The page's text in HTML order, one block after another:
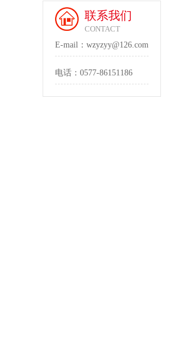
联系我们
CONTACT
E-mail：wzyzyy@126.com
电话： 0577-86151186